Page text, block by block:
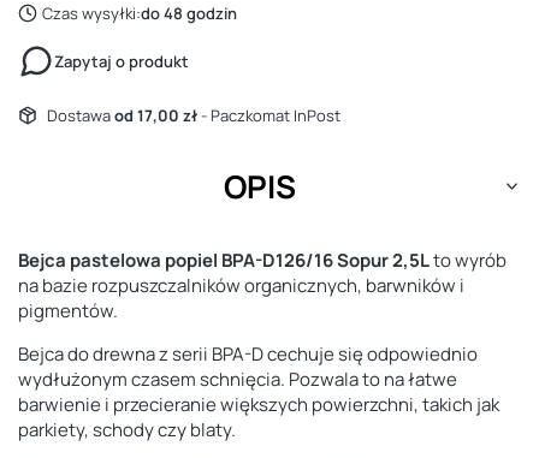
Czas wysyłki:do 48 godzin
Zapytaj o produkt
Dostawaod 17,00 zł- Paczkomat InPost
OPIS
Bejca pastelowa popiel BPA-D126/16 Sopur 2,5Lto wyrób
na bazie rozpuszczalników organicznych, barwników i
pigmentów.
Bejca do drewna z serii BPA-D cechuje się odpowiednio
wydłużonym czasem schnięcia. Pozwala to na łatwe
barwienie i przecieranie większych powierzchni, takich jak
parkiety, schody czy blaty.